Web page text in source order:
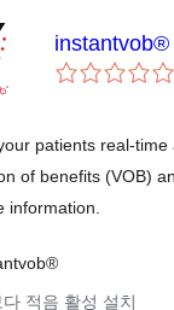
instantvob®
patients real-time
of benefits (VOB)
information.
다 적음 활성 설치